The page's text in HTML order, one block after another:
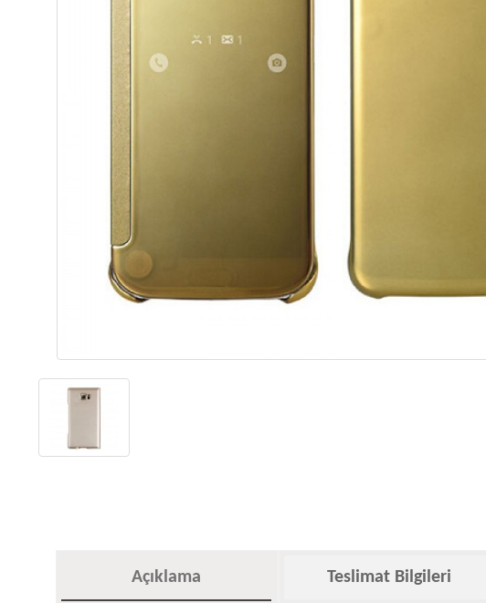
Açıklama Teslimat Bilgileri